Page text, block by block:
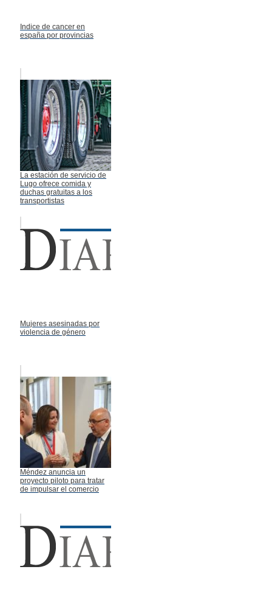
Indice de cancer en
españa por provincias
La estación de servicio de
Lugo ofrece comida y
duchas gratuitas a los
transportistas
Mujeres asesinadas por
violencia de género
Méndez anuncia un
proyecto piloto para tratar
de impulsar el comercio